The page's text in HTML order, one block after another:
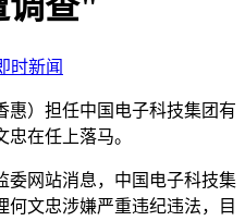
时新闻
）担任中国电子科技集团有
在任上落马。
网站消息，中国电子科技集
何文忠涉嫌严重违纪违法，目